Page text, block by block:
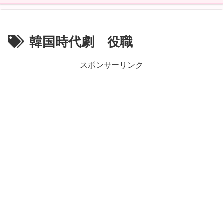
韓国時代劇 役職
スポンサーリンク